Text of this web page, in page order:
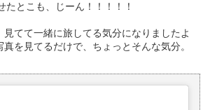
たとこも、じーん！！！！！
てて一緒に旅してる気分になりましたよ
を見てるだけで、ちょっとそんな気分。